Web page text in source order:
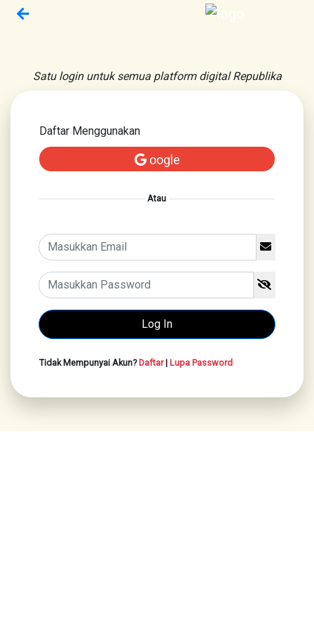
Satu login untuk semua platform digital Republika
Daftar Menggunakan
oogle
Atau
Tidak Mempunyai Akun?Daftar| Lupa Password